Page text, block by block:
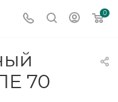
0
70